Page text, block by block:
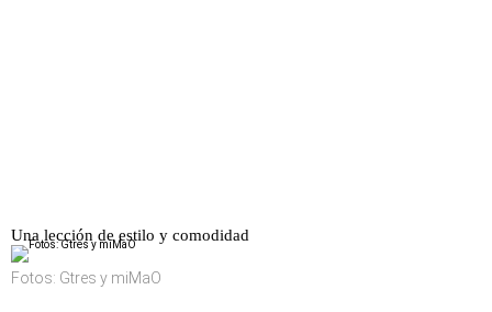
Una lección de estilo y comodidad
Fotos: Gtres y miMaO